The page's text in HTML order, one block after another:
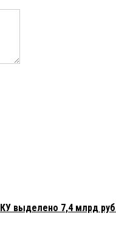
выделено 7,4 млрд